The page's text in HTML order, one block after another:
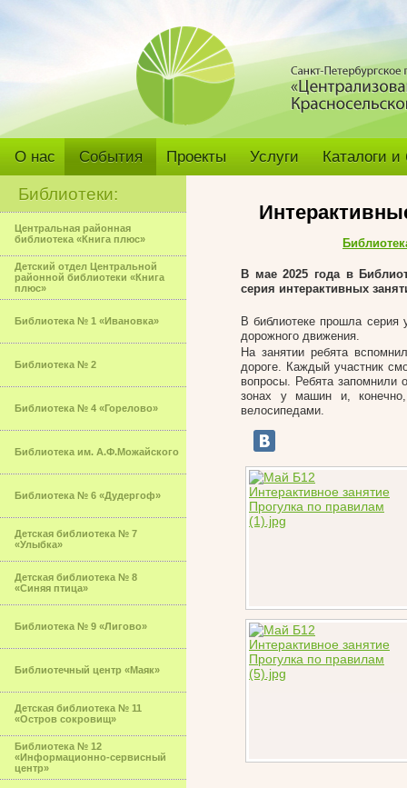
О нас События Проекты Услуги Каталоги
Библиотеки:
Центральная районная
библиотека «Книга плюс»
Детский отдел Центральной
районной библиотеки «Книга
плюс»
Библиотека № 1 «Ивановка»
Библиотека № 2
Библиотека № 4 «Горелово»
Библиотека им. А.Ф.Можайского
Библиотека № 6 «Дудергоф»
Детская библиотека № 7
«Улыбка»
Детская библиотека № 8
«Синяя птица»
Библиотека № 9 «Лигово»
Библиотечный центр «Маяк»
Детская библиотека № 11
«Остров сокровищ»
Библиотека № 12
«Информационно-сервисный
центр»
В мае 2025 года в
серия интерактивных
В библиотеке прошла серия
дорожного движения.
На занятии ребята
дороге. Каждый участник
вопросы. Ребята
зонах у машин и,
велосипедами.